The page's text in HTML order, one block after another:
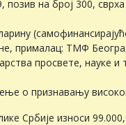
на број 300,
прималац: ТМФ
просвете, науке и
о признавању
Србије износи